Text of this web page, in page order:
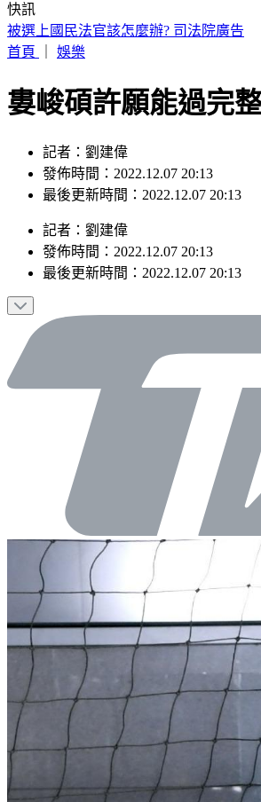
快訊
被選上國民法官該怎麼辦? 司法院廣告
首頁
娛樂
婁峻碩許願能過完
記者：劉建偉
發佈時間：2022.12.07 20:13
最後更新時間：2022.12.07 20:13
記者 ： 劉建偉
發佈時間： 2022.12.07 20:13
最後更新時間： 2022.12.07 20:13